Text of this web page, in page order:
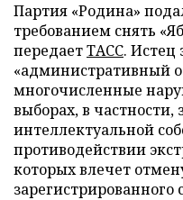
Партия «Родина»
требованием снять
передаетТАСС. Истец
«административный
многочисленные
выборах, в частности,
интеллектуальной
противодействии
которых влечет
зарегистрированного